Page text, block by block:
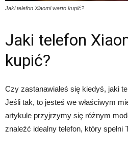
Jaki telefon Xiaomi warto kupić?
Jaki telefon
kupić?
Czy zastanawiałeś się kiedyś, jaki
Jeśli tak, to jesteś we właściwym
artykule przyjrzymy się różnym
znaleźć idealny telefon, który spełni